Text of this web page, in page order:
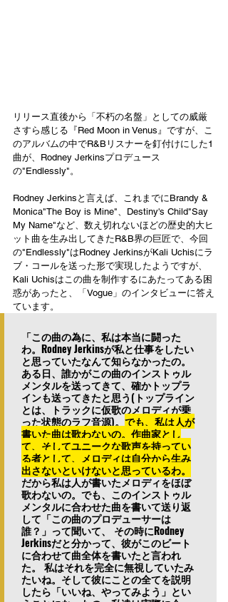
リリース直後から「不朽の名盤」としての威厳
さすら感じる『Red Moon in Venus』ですが、こ
のアルバムの中でR&Bリスナーを釘付けにした1
曲が、Rodney Jerkinsプロデュース
の"Endlessly"。
Rodney Jerkinsと言えば、これまでにBrandy &
Monica"The Boy is Mine"、Destiny's Child"Say
My Name"など、数え切れないほどの歴史的大ヒ
ット曲を生み出してきたR&B界の巨匠で、今回
の"Endlessly"はRodney JerkinsがKali Uchisにラ
ブ・コールを送った形で実現したようですが、
Kali Uchisはこの曲を制作するにあたってある困
惑があったと、「Vogue」のインタビューに答え
ています。
「この曲の為に、私は本当に闘った
わ。Rodney Jerkinsが私と仕事をしたい
と思っていたなんて知らなかったの。
ある日、誰かがこの曲のインストゥル
メンタルを送ってきて、確かトップラ
インも送ってきたと思う(トップライン
とは、トラックに仮歌のメロディが乗
った状態のラフ音源)。 でも、私は人が
書いた曲は歌わないの。作曲家とし
て、そしてユニークな歌声を持ってい
る者として、メロディは自分から生み
出さないといけないと思っているわ。
だから私は人が書いたメロディをほぼ
歌わないの。でも、このインストゥル
メンタルに合わせた曲を書いて送り返
して「この曲のプロデューサーは
誰？」って聞いて、 その時にRodney
Jerkinsだと分かって、彼がこのビート
に合わせて曲全体を書いたと言われ
た。 私はそれを完全に無視していたみ
たいね。そして彼にことの全てを説明
したら「いいね、やってみよう」とい